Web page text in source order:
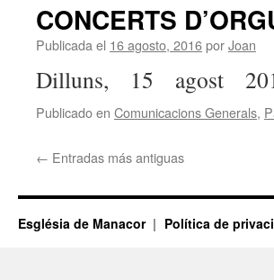
CONCERTS
Publicada el 16 agosto, 2016porJoan
Dilluns, 15 agost
Publicado en Comunicacions Generals,
← Entradas más antiguas
Església de Manacor Política de